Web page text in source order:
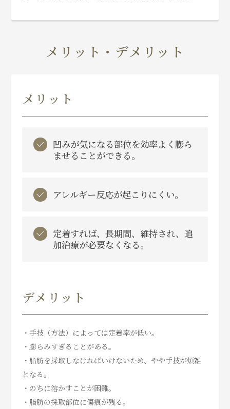
メリット・デメリット
メリット
凹みが気になる部位を効率よく膨ら
ませることができる。
アレルギー反応が起こりにくい。
定着すれば、長期間、維持され、追
加治療が必要なくなる。
デメリット
・手技（方法）によっては定着率が低い。
・膨らみすぎることがある。
・脂肪を採取しなければいけないため、やや手技が煩雑
となる。
・のちに溶かすことが困難。
・脂肪の採取部位に傷痕が残る。